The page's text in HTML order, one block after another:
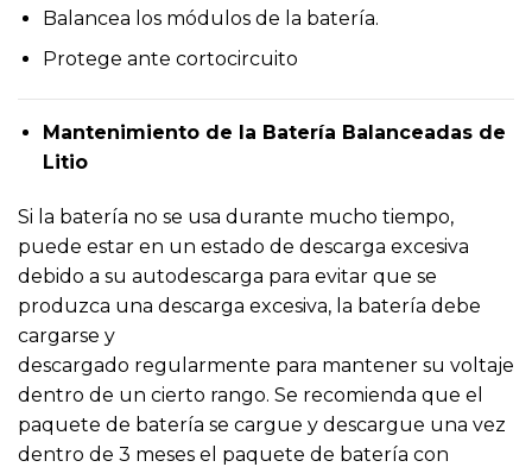
Balancea los módulos de la batería.
Protege ante cortocircuito
Mantenimiento de la Batería Balanceadas de
Litio
Si la batería no se usa durante mucho tiempo,
puede estar en un estado de descarga excesiva
debido a su autodescarga para evitar que se
produzca una descarga excesiva, la batería debe
cargarse y
descargado regularmente para mantener su voltaje
dentro de un cierto rango. Se recomienda que el
paquete de batería se cargue y descargue una vez
dentro de 3 meses el paquete de batería con